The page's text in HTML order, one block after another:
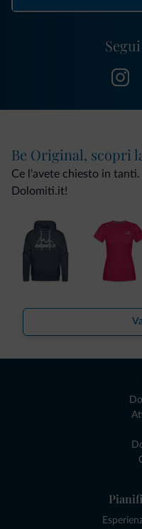
Be Original, scopri
Ce l'avete chiesto in
Dolomiti.it!